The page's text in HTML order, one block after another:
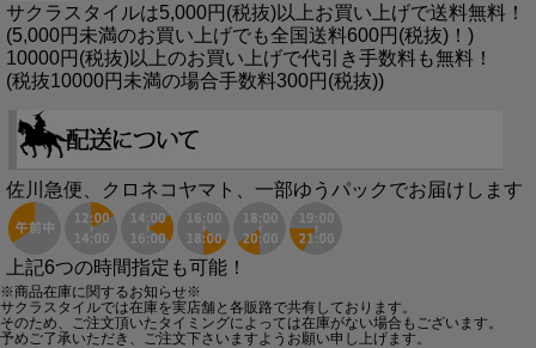
サクラスタイルは5,000円(税抜)以上お買い上げで送料無料！
(5,000円未満のお買い上げでも全国送料600円(税抜)！)
10000円(税抜)以上のお買い上げで代引き手数料も無料！
(税抜10000円未満の場合手数料300円(税抜))
佐川急便、クロネコヤマト、一部ゆうパックでお届けします
上記6つの時間指定も可能！
※商品在庫に関するお知らせ※
サクラスタイルでは在庫を実店舗と各販路で共有しております。
そのため、ご注文頂いたタイミングによっては在庫がない場合もございます。
予めご了承いただき、ご注文下さいますようお願い申し上げます。